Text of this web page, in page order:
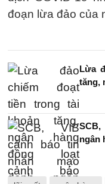
đoạn lừa đảo của
Lừa
tăng,
ngân